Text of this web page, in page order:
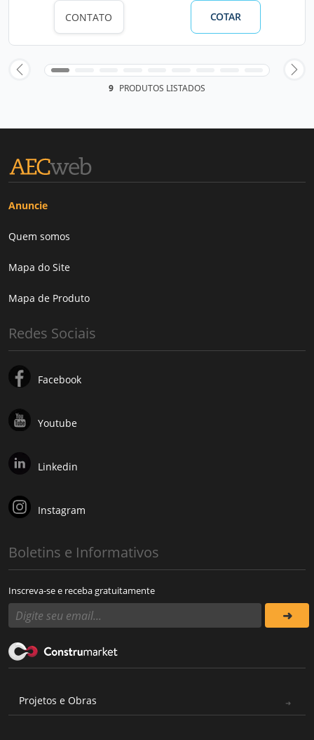
CONTATO COTAR
9 PRODUTOS LISTADOS
Anuncie
Quem somos
Mapa do Site
Mapa de Produto
Redes Sociais
Facebook
Youtube
Linkedin
Instagram
Boletins e Informativos
Inscreva-se e receba gratuitamente
Projetos e Obras